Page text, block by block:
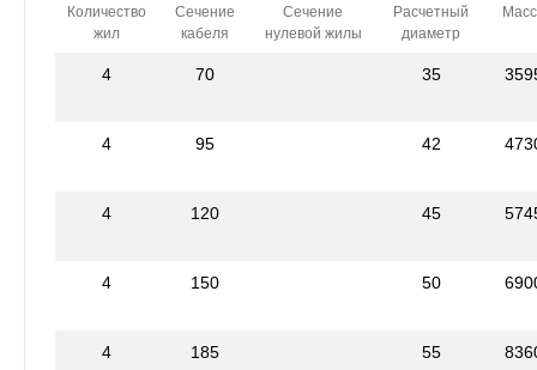
Количество
жил
Сечение
кабеля
Сечение
нулевой жилы
Расчетный
диаметр
4 70 35
4 95 42
4 120 45
4 150 50
4 185 55